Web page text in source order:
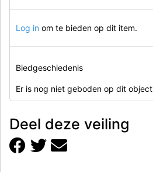
Log in om te bieden op dit item.
Biedgeschiedenis
Er is nog niet geboden op dit object
Deel deze veiling